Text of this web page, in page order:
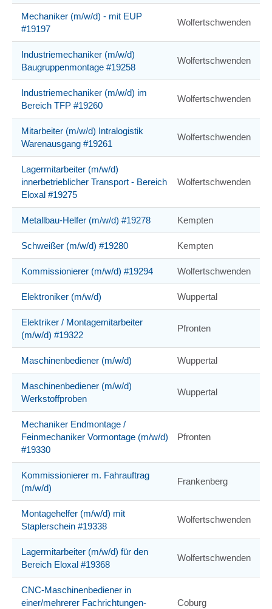
Mechaniker (m/w/d) - mit EUP
#19197
Wolfertschwenden
Industriemechaniker (m/w/d)
Baugruppenmontage #19258
Wolfertschwenden
Industriemechaniker (m/w/d) im
Bereich TFP #19260
Wolfertschwenden
Mitarbeiter (m/w/d) Intralogistik
Warenausgang #19261
Wolfertschwenden
Lagermitarbeiter (m/w/d)
innerbetrieblicher Transport - Bereich
Eloxal #19275
Wolfertschwenden
Metallbau-Helfer (m/w/d) #19278 Kempten
Schweißer (m/w/d) #19280 Kempten
Kommissionierer (m/w/d) #19294 Wolfertschwenden
Elektroniker (m/w/d) Wuppertal
Elektriker / Montagemitarbeiter
(m/w/d) #19322
Pfronten
Maschinenbediener (m/w/d) Wuppertal
Maschinenbediener (m/w/d)
Werkstoffproben
Wuppertal
Mechaniker Endmontage /
Feinmechaniker Vormontage (m/w/d)
#19330
Pfronten
Kommissionierer m. Fahrauftrag
(m/w/d)
Frankenberg
Montagehelfer (m/w/d) mit
Staplerschein #19338
Wolfertschwenden
Lagermitarbeiter (m/w/d) für den
Bereich Eloxal #19368
Wolfertschwenden
CNC-Maschinenbediener in
einer/mehrerer Fachrichtungen-
Coburg